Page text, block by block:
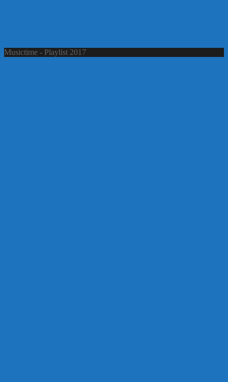
Musictime - Playlist 2017